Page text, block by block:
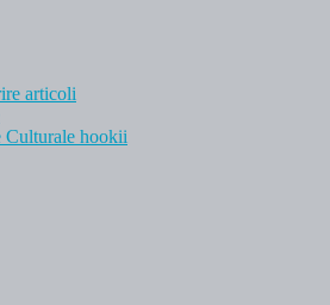
articoli
Culturale hookii